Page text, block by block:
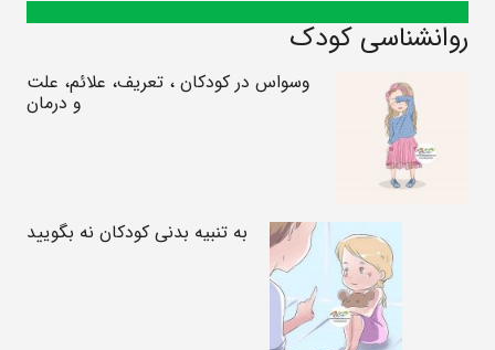
روانشناسی کودک
وسواس در کودکان ، تعریف، علائم، علت
و درمان
به تنبیه بدنی کودکان نه بگویید